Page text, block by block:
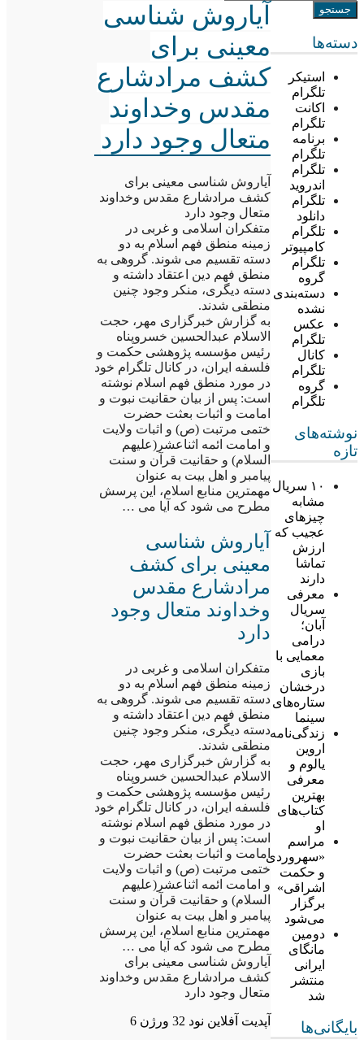
دسته‌ها
استیکر
تلگرام
اکانت
تلگرام
برنامه
تلگرام
تلگرام
اندروید
تلگرام
دانلود
تلگرام
کامپیوتر
تلگرام
گروه
دسته‌بندی
نشده
عکس
تلگرام
کانال
تلگرام
گروه
تلگرام
نوشته‌های
تازه
۱۰ سریال
مشابه
چیزهای
عجیب که
ارزش
تماشا
دارند
معرفی
سریال
آبان؛
درامی
معمایی با
بازی
درخشان
ستاره‌های
سینما
زندگی‌نامه
اروین
یالوم و
معرفی
بهترین
کتاب‌های
او
مراسم
«سهروردی
و حکمت
اشراقی»
برگزار
می‌شود
دومین
مانگای
ایرانی
منتشر
شد
بایگانی‌ها
آیاروش شناسی
معینی برای
کشف مرادشارع
مقدس وخداوند
متعال وجود دارد
آیاروش شناسی معینی برای
کشف مرادشارع مقدس وخداوند
متعال وجود دارد
متفکران اسلامی و غربی در
زمینه منطق فهم اسلام به دو
دسته تقسیم می شوند. گروهی به
منطق فهم دین اعتقاد داشته و
دسته دیگری، منکر وجود چنین
منطقی شدند.
به گزارش خبرگزاری مهر، حجت
الاسلام عبدالحسین خسروپناه
رئیس مؤسسه پژوهشی حکمت و
فلسفه ایران، در کانال تلگرام خود
در مورد منطق فهم اسلام نوشته
است: پس از بیان حقانیت نبوت و
امامت و اثبات بعثت حضرت
ختمی مرتبت (ص) و اثبات ولایت
و امامت ائمه اثناعشر(علیهم
السلام) و حقانیت قرآن و سنت
پیامبر و اهل بیت به عنوان
مهمترین منابع اسلام، این پرسش
مطرح می شود که آیا می …
آیاروش شناسی
معینی برای کشف
مرادشارع مقدس
وخداوند متعال وجود
دارد
متفکران اسلامی و غربی در
زمینه منطق فهم اسلام به دو
دسته تقسیم می شوند. گروهی به
منطق فهم دین اعتقاد داشته و
دسته دیگری، منکر وجود چنین
منطقی شدند.
به گزارش خبرگزاری مهر، حجت
الاسلام عبدالحسین خسروپناه
رئیس مؤسسه پژوهشی حکمت و
فلسفه ایران، در کانال تلگرام خود
در مورد منطق فهم اسلام نوشته
است: پس از بیان حقانیت نبوت و
امامت و اثبات بعثت حضرت
ختمی مرتبت (ص) و اثبات ولایت
و امامت ائمه اثناعشر(علیهم
السلام) و حقانیت قرآن و سنت
پیامبر و اهل بیت به عنوان
مهمترین منابع اسلام، این پرسش
مطرح می شود که آیا می …
آیاروش شناسی معینی برای
کشف مرادشارع مقدس وخداوند
متعال وجود دارد
آپدیت آفلاین نود 32 ورژن 6